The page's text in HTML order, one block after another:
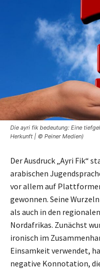
Die ayri fik bedeutung: Eine
Herkunft | © Peiner Medien)
Der Ausdruck „Ayri Fik“
arabischen
vor allem auf
gewonnen. Seine
als auch in den
Nordafrikas. Zunächst
ironisch im
Einsamkeit verwendet,
negative Konnotation,